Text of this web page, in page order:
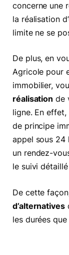
concerne une
la réalisation
limite ne se
De plus, en
Agricole pour
immobilier,
réalisation de
ligne. En
de principe
appel sous 24
un rendez-
le suivi
De cette
d’alternatives
les durées